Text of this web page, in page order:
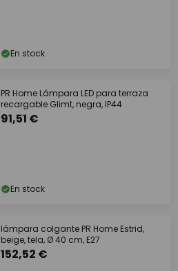
En stock
PR Home Lámpara LED para terraza
recargable Glimt, negra, IP44
91,51 €
En stock
lámpara colgante PR Home Estrid,
beige, tela, Ø 40 cm, E27
152,52 €